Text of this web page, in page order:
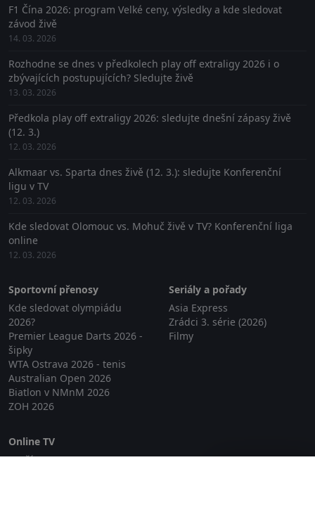
F1 Čína 2026: program Velké ceny, výsledky a kde sledovat
závod živě
14. 03. 2026
Rozhodne se dnes v předkolech play off extraligy 2026 i o
zbývajících postupujících? Sledujte živě
13. 03. 2026
Předkola play off extraligy 2026: sledujte dnešní zápasy živě
(12. 3.)
12. 03. 2026
Alkmaar vs. Sparta dnes živě (12. 3.): sledujte Konferenční
ligu v TV
12. 03. 2026
Kde sledovat Olomouc vs. Mohuč živě v TV? Konferenční liga
online
12. 03. 2026
Sportovní přenosy
Kde sledovat olympiádu
2026?
Premier League Darts 2026 -
šipky
WTA Ostrava 2026 - tenis
Australian Open 2026
Biatlon v NMnM 2026
ZOH 2026
Seriály a pořady
Asia Express
Zrádci 3. série (2026)
Filmy
Online TV
Lepší.TV